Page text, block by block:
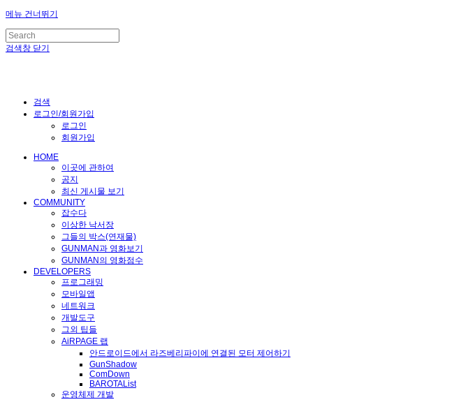
메뉴 건너뛰기
검색창 닫기
검색
로그인/회원가입
로그인
회원가입
HOME
이곳에 관하여
공지
최신 게시물 보기
COMMUNITY
잡수다
이상한 낙서장
그들의 박스(연재물)
GUNMAN과 영화보기
GUNMAN의 영화점수
DEVELOPERS
프로그래밍
모바일앱
네트워크
개발도구
그외 팁들
AiRPAGE 랩
안드로이드에서 라즈베리파이에 연결된 모터 제어하기
GunShadow
ComDown
BAROTAList
운영체제 개발